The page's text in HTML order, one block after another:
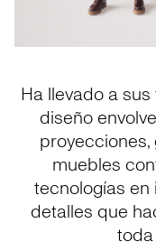
Ha llevado a
diseño
muebles
tecnologías
detalles que